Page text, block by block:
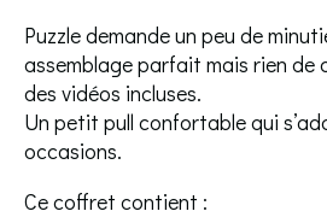
Puzzle demande un peu de
assemblage parfait mais rien de
des vidéos incluses.
Un petit pull confortable qui
occasions.
Ce coffret contient :